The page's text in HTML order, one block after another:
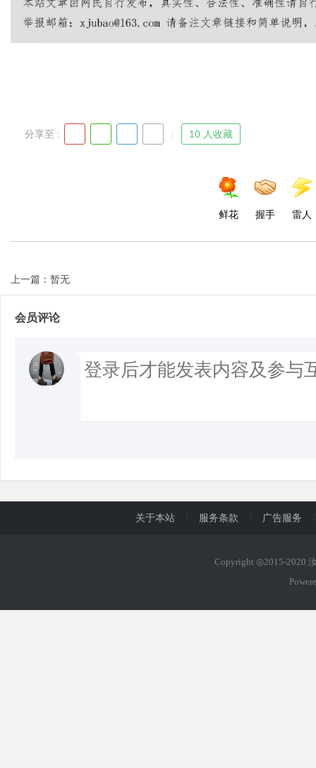
分享至 : 10 人收藏
鲜花 握手 雷人
上一篇：暂无
会员评论
关于本站 / 服务条款 / 广告服务 /
Copyright ◎2015-2020